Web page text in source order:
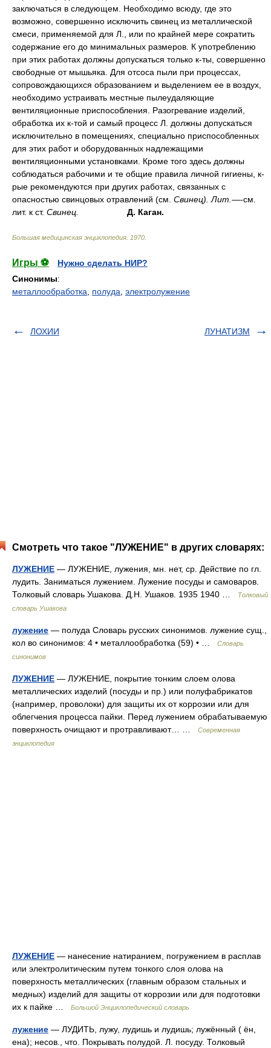
заключаться в следующем. Необходимо всюду, где это
возможно, совершенно исключить свинец из металлической
смеси, применяемой для Л., или по крайней мере сократить
содержание его до минимальных размеров. К употреблению
при этих работах должны допускаться только к-ты, совершенно
свободные от мышьяка. Для отсоса пыли при процессах,
сопровождающихся образованием и выделением ее в воздух,
необходимо устраивать местные пылеудаляющие
вентиляционные приспособления. Разогревание изделий,
обработка их к-той и самый процесс Л. должны допускаться
исключительно в помещениях, специально приспособленных
для этих работ и оборудованных надлежащими
вентиляционными установками. Кроме того здесь должны
соблюдаться рабочими и те общие правила личной гигиены, к-
рые рекомендуются при других работах, связанных с
опасностью свинцовых отравлений (см. Свинец).Лит.—-см.
лит. к ст. Свинец. Д. Каган.
Большая медицинская энциклопедия 1970
Игры ⚽
Нужно сделать НИР?
Синонимы:
металлообработка, полуда, электролужение
ЛОХИИ ЛУНАТИЗМ
Смотреть что такое "ЛУЖЕНИЕ" в других словарях:
ЛУЖЕНИЕ — ЛУЖЕНИЕ, лужения, мн. нет, ср. Действие по гл.
лудить. Заниматься лужением. Лужение посуды и самоваров.
Толковый словарь Ушакова. Д.Н. Ушаков. 1935 1940 …
Толковый
словарь Ушакова
лужение — полуда Словарь русских синонимов. лужение сущ.,
кол во синонимов: 4 • металлообработка (59) • …
Словарь
синонимов
ЛУЖЕНИЕ — ЛУЖЕНИЕ, покрытие тонким слоем олова
металлических изделий (посуды и пр.) или полуфабрикатов
(например, проволоки) для защиты их от коррозии или для
облегчения процесса пайки. Перед лужением обрабатываемую
поверхность очищают и протравливают… …
Современная
энциклопедия
ЛУЖЕНИЕ — нанесение натиранием, погружением в расплав
или электролитическим путем тонкого слоя олова на
поверхность металлических (главным образом стальных и
медных) изделий для защиты от коррозии или для подготовки
их к пайке …
Большой Энциклопедический словарь
лужение — ЛУДИТЬ, лужу, лудишь и лудишь; лужённый ( ён,
ена); несов., что. Покрывать полудой. Л. посуду. Толковый